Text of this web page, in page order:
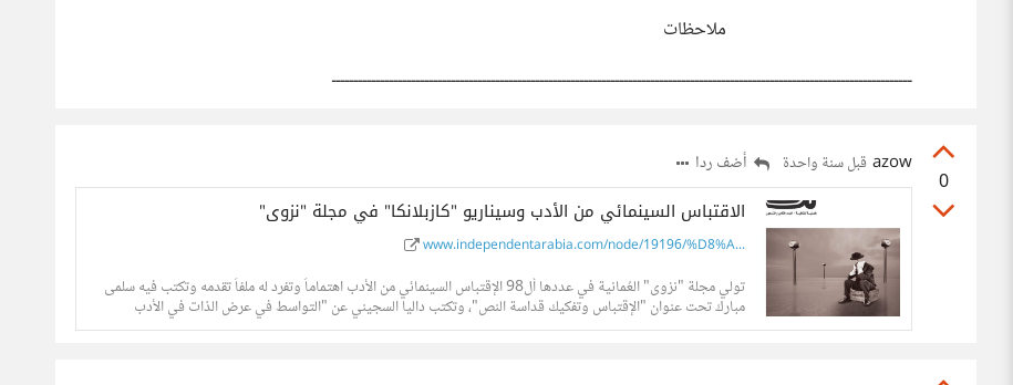
ملاحظات
ـــــــــــــــــــــــــــــــــــــــــــــــــــــــــــــــــــــــــــــــــــــــــــــــــــــــــــــــــــــــــــــــــــ
0
azow قبل سنة واحدة أضف ردا
الاقتباس السينمائي من الأدب وسيناريو "كازبلانكا" في مجلة "نزوى"
www.independentarabia.com/node/19196/%D8%A...
تولي مجلة "نزوى" العُمانية في عددها أل98 الإقتباس السينمائي من الأدب اهتماماً وتفرد له ملفاً تقدمه وتكتب فيه سلمى
مبارك تحت عنوان "الإقتباس وتفكيك قداسة النص"، وتكتب داليا السجيني عن "التواسط في عرض الذات في الأدب
والسينما"، ويكتب مالك خوري عن...